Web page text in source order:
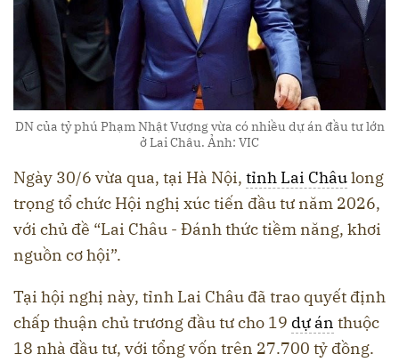
DN của tỷ phú Phạm Nhật Vượng vừa có nhiều dự án đầu tư lớn
ở Lai Châu. Ảnh: VIC
Ngày 30/6 vừa qua, tại Hà Nội, tỉnh Lai Châulong
trọng tổ chức Hội nghị xúc tiến đầu tư năm 2026,
với chủ đề “Lai Châu - Đánh thức tiềm năng, khơi
nguồn cơ hội”.
Tại hội nghị này, tỉnh Lai Châu đã trao quyết định
chấp thuận chủ trương đầu tư cho 19 dự án thuộc
18 nhà đầu tư, với tổng vốn trên 27.700 tỷ đồng.